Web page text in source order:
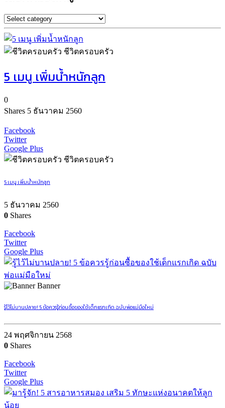
ชีวิตครอบครัว
5 เมนู เพิ่มน้ำหนักลูก
0
Shares 5 ธันวาคม 2560
Facebook
Twitter
Google Plus
ชีวิตครอบครัว
5 เมนู เพิ่มน้ำหนักลูก
5 ธันวาคม 2560
0 Shares
Facebook
Twitter
Google Plus
Banner
รู้ไว้ไม่บานปลาย! 5 ข้อควรรู้ก่อนซื้อของใช้เด็กแรกเกิด ฉบับพ่อแม่มือใหม่
24 พฤศจิกายน 2568
0 Shares
Facebook
Twitter
Google Plus